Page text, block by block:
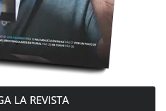
LA REVISTA